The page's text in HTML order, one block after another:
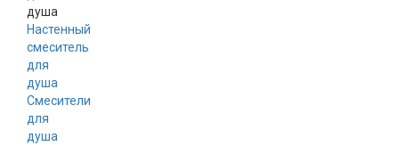
душа
Настенный
смеситель
для
душа
Смесители
для
душа